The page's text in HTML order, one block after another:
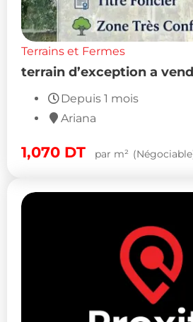
Terrains et Fermes
terrain d’exception a
Depuis 1 mois
Ariana
1,070 DT par m²